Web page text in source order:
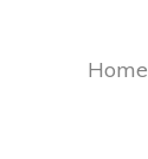
Home